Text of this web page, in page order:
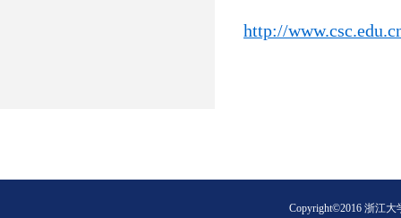
http://
Copyright©2016 浙江大